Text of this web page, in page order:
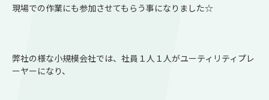
現場での作業にも参加させてもらう事になりました☆
弊社の様な小規模会社では、社員１人１人がユーティリティプレ
ーヤーになり、